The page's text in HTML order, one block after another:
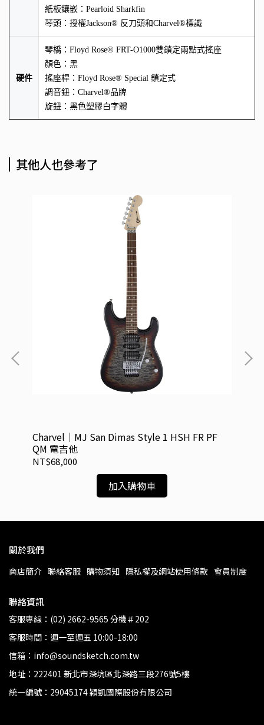
紙板鑲嵌：Pearloid Sharkfin
琴頭：授權Jackson® 反刀頭和Charvel®標識
硬件
琴橋：Floyd Rose® FRT-O1000雙鎖定兩點式搖座
顏色：黑
搖座桿：Floyd Rose® Special 鎖定式
調音鈕：Charvel®品牌
旋鈕：黑色塑膠白字體
其他人也參考了
Charvel｜MJ San Dimas Style 1 HSH FR PF
QM 電吉他
NT$68,000
加入購物車
關於我們
商店簡介 聯絡客服 購物須知 隱私權及網站使用條款 會員制度
聯絡資訊
客服專線：(02) 2662-9565 分機＃202
客服時間：週一至週五 10:00-18:00
信箱：info@soundsketch.com.tw
地址：222401 新北市深坑區北深路三段276號5樓
統一編號：29045174 穎凱國際股份有限公司